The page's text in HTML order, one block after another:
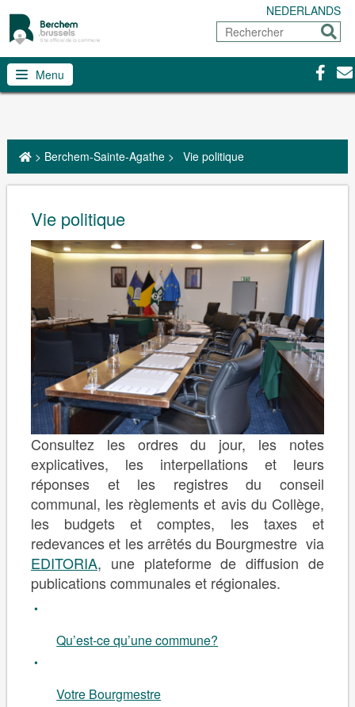
NEDERLANDS
Rechercher
Menu
> Berchem-Sainte-Agathe> Vie politique
Vie politique
Consultez les ordres du jour, les notes
explicatives, les interpellations et leurs
réponses et les registres du conseil
communal, les règlements et avis du Collège,
les budgets et comptes, les taxes et
redevances et les arrêtés du Bourgmestre via
EDITORIA, une plateforme de diffusion de
publications communales et régionales.
Qu’est-ce qu’une commune?
Votre Bourgmestre